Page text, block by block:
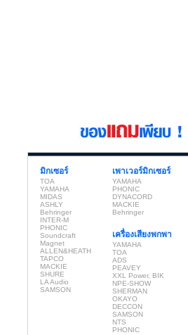
มิกเซอร์
TOA
YAMAHA
MIDAS
ASHLY
Behringer
INTER-M
PHONIC
Soundcraft
Magnet
ALLEN&HEATH
TAPCO
MACKIE
SHURE
LA Audio
SAMSON
เพาเวอร์มิกเซอร์
YAMAHA
PHONIC
DYNACORD
MACKIE
Behringer
เครื่องเสียงพกพา
YAMAHA
TOA
ADS
PEAVEY
XXL Power, BIK
NPE-SHOW
SHERMAN
OKAYO
DECCON
SAMSON
NTS
PHONIC